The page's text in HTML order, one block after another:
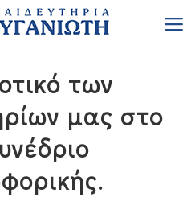
των
μας στο